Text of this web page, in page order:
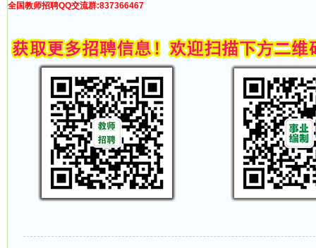
全国教师招聘QQ交流群:837366467